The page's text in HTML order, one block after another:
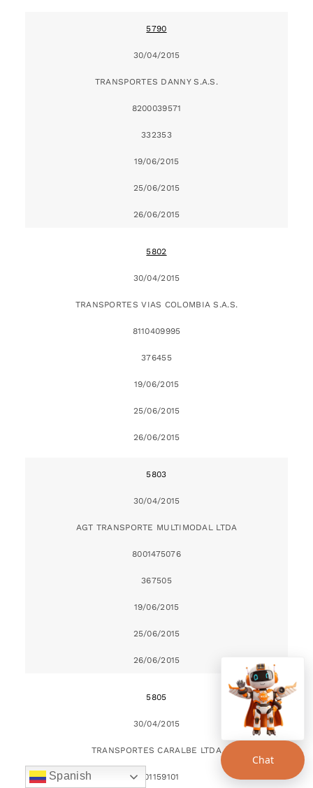
5790
30/04/2015
TRANSPORTES DANNY S.A.S.
8200039571
332353
19/06/2015
25/06/2015
26/06/2015
5802
30/04/2015
TRANSPORTES VIAS COLOMBIA S.A.S.
8110409995
376455
19/06/2015
25/06/2015
26/06/2015
5803
30/04/2015
AGT TRANSPORTE MULTIMODAL LTDA
8001475076
367505
19/06/2015
25/06/2015
26/06/2015
5805
30/04/2015
TRANSPORTES CARALBE LTDA
8901159101
Spanish
Chat